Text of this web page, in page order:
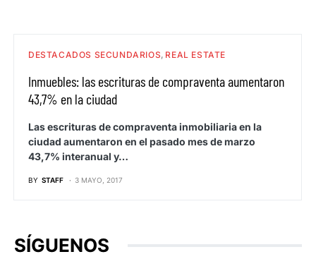
DESTACADOS SECUNDARIOS REAL ESTATE
Inmuebles: las escrituras de compraventa aumentaron
43,7% en la ciudad
Las escrituras de compraventa inmobiliaria en la
ciudad aumentaron en el pasado mes de marzo
43,7% interanual y…
BY STAFF 3 MAYO, 2017
SÍGUENOS